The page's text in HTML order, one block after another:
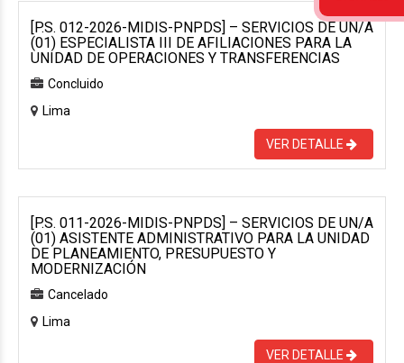
[P.S. 012-2026-MIDIS-PNPDS] – SERVICIOS DE UN/A
(01) ESPECIALISTA III DE AFILIACIONES PARA LA
UNIDAD DE OPERACIONES Y TRANSFERENCIAS
Concluido
Lima
VER DETALLE
[P.S. 011-2026-MIDIS-PNPDS] – SERVICIOS DE UN/A
(01) ASISTENTE ADMINISTRATIVO PARA LA UNIDAD
DE PLANEAMIENTO, PRESUPUESTO Y
MODERNIZACIÓN
Cancelado
Lima
VER DETALLE